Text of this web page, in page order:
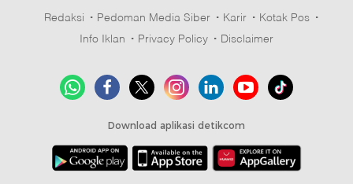
Redaksi Pedoman Media Siber Karir
Kotak Pos
Info Iklan
Privacy Policy Disclaimer
Download aplikasi detikcom